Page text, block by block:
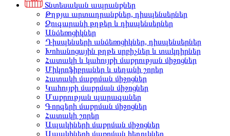
Տնտեսական ապրանքներ
Թղթյա արտադրանքներ, դիսպենսերներ
Զուգարանի թղթեր և դիսպենսերներ
Անձեռոցիկներ
Դիսպենսերի անձեռոցիկներ, դիսպենսերներ
Խոհանոցային թղթե սրբիչներ և տակդիրներ
Հատակի և կահույքի մաքրության միջոցներ
Միկրոֆիբրաներ և սեղանի շորեր
Հատակի մաքրման միջոցներ
Կահույքի մաքրման միջոցներ
Մաքրության պարագաներ
Գորգերի մաքրման միջոցներ
Հատակի շորեր
Ապակիների մաքրման միջոցներ
Ապակիների մաքրման հեղուկներ